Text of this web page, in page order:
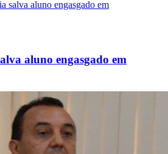
aluno engasgado em